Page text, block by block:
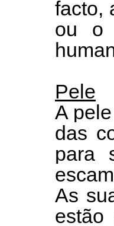
facto,
ou o
Pele
A
das
para
As